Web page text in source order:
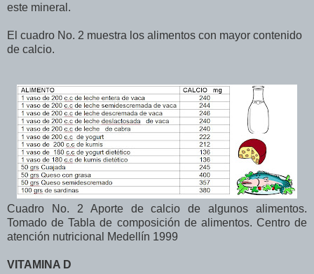
este mineral.
El cuadro No. 2 muestra los alimentos con mayor contenido
de calcio.
Cuadro No. 2 Aporte de calcio de algunos alimentos.
Tomado de Tabla de composición de alimentos. Centro de
atención nutricional Medellín 1999
VITAMINA D